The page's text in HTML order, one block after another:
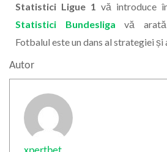
Statistici Ligue 1 vă introduce
Statistici Bundesliga vă arată
Fotbalul este un dans al strategiei
Autor